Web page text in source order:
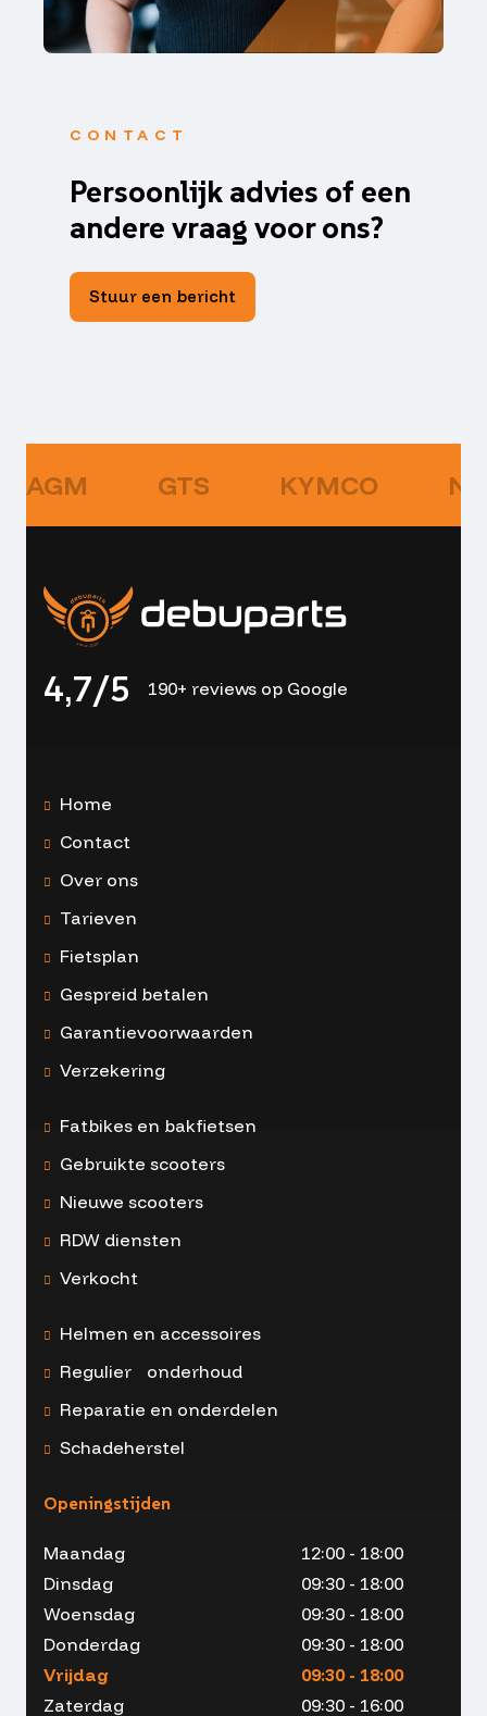
CONTACT
Persoonlijk advies of een
andere vraag voor ons?
Stuur een bericht
AGM GTS KYMCO
4,7/5 190+ reviews op Google
Home
Contact
Over ons
Tarieven
Fietsplan
Gespreid betalen
Garantievoorwaarden
Verzekering
Fatbikes en bakfietsen
Gebruikte scooters
Nieuwe scooters
RDW diensten
Verkocht
Helmen en accessoires
Regulier onderhoud
Reparatie en onderdelen
Schadeherstel
Openingstijden
Maandag
12:00 - 18:00
Dinsdag
09:30 - 18:00
Woensdag
09:30 - 18:00
Donderdag
09:30 - 18:00
Vrijdag
09:30 - 18:00
Zaterdag
09:30 - 16:00